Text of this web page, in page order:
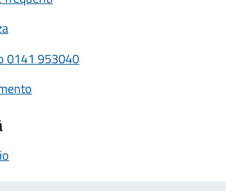
0141 953040